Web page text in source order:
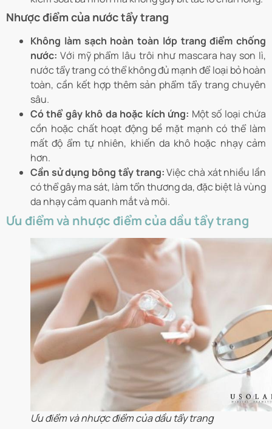
Nhược điểm của nước tẩy trang
Không làm sạch hoàn toàn lớp trang điểm chống
nước: Với mỹ phẩm lâu trôi như mascara hay son lì,
nước tẩy trang có thể không đủ mạnh để loại bỏ hoàn
toàn, cần kết hợp thêm sản phẩm tẩy trang chuyên
sâu.
Có thể gây khô da hoặc kích ứng: Một số loại chứa
cồn hoặc chất hoạt động bề mặt mạnh có thể làm
mất độ ẩm tự nhiên, khiến da khô hoặc nhạy cảm
hơn.
Cần sử dụng bông tẩy trang:Việc chà xát nhiều lần
có thể gây ma sát, làm tổn thương da, đặc biệt là vùng
da nhạy cảm quanh mắt và môi.
Ưu điểm và nhược điểm của dầu tẩy trang
Ưu điểm và nhược điểm của dầu tẩy trang